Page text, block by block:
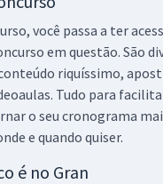
você passa a ter
em questão. São
riquíssimo,
Tudo para
o seu cronograma
e quando quiser.
é no Gran